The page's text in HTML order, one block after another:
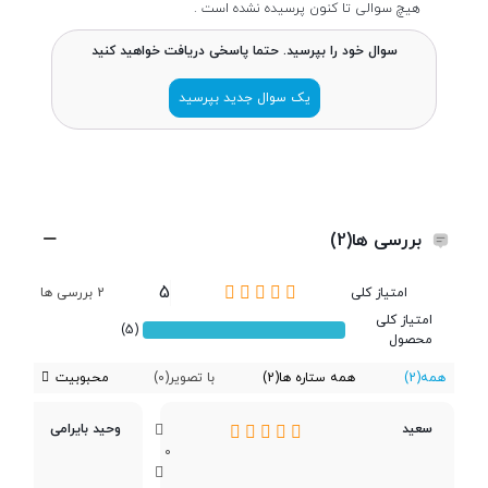
طول و عرض 161.1x75 میلی متر
8 میلی متر
مقاومت در برابر
آب
استاندارد IP54 ( مقاوم در برابر گرد و
غبار و پاشش آب )
تعداد سیم کارت دو سیم کارت
هیچ سوالی تا کنون پرسیده نشده است .
سوال خود را بپرسید. حتما پاسخی دریافت خواهید کنید
یک سوال جدید بپرسید
بررسی ها(2)
امتیاز کلی 5
2 بررسی ها
امتیاز کلی
محصول
(5)
همه(2) همه ستاره ها(2) با تصویر(0) محبوبیت
سعید
0
وحید بایرامی